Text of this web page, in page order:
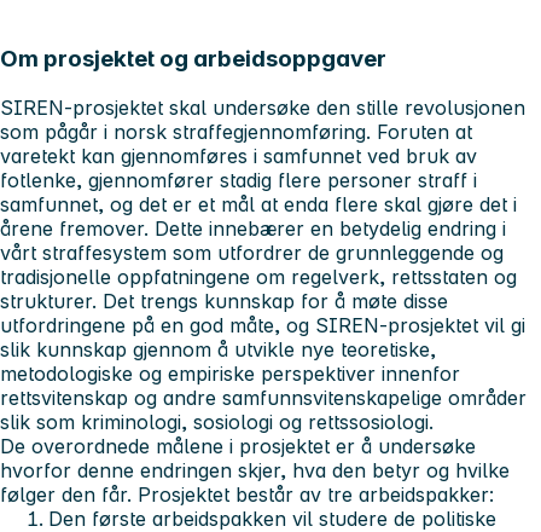
Om prosjektet og arbeidsoppgaver
SIREN-prosjektet skal undersøke den stille revolusjonen
som pågår i norsk straffegjennomføring. Foruten at
varetekt kan gjennomføres i samfunnet ved bruk av
fotlenke, gjennomfører stadig flere personer straff i
samfunnet, og det er et mål at enda flere skal gjøre det i
årene fremover. Dette innebærer en betydelig endring i
vårt straffesystem som utfordrer de grunnleggende og
tradisjonelle oppfatningene om regelverk, rettsstaten og
strukturer. Det trengs kunnskap for å møte disse
utfordringene på en god måte, og SIREN-prosjektet vil gi
slik kunnskap gjennom å utvikle nye teoretiske,
metodologiske og empiriske perspektiver innenfor
rettsvitenskap og andre samfunnsvitenskapelige områder
slik som kriminologi, sosiologi og rettssosiologi.
De overordnede målene i prosjektet er å undersøke
hvorfor denne endringen skjer, hva den betyr og hvilke
følger den får. Prosjektet består av tre arbeidspakker:
Den første arbeidspakken vil studere de politiske